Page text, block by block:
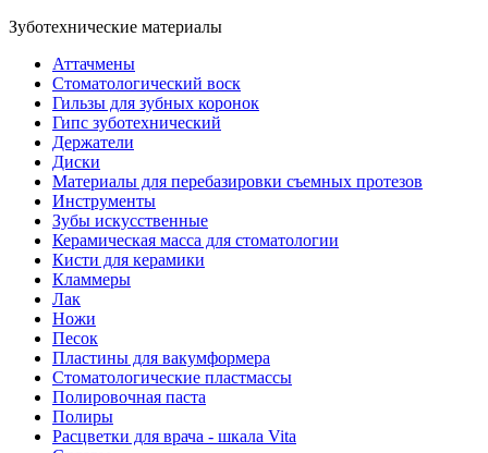
Зуботехнические материалы
Аттачмены
Стоматологический воск
Гильзы для зубных коронок
Гипс зуботехнический
Держатели
Диски
Материалы для перебазировки съемных протезов
Инструменты
Зубы искусственные
Керамическая масса для стоматологии
Кисти для керамики
Кламмеры
Лак
Ножи
Песок
Пластины для вакумформера
Стоматологические пластмассы
Полировочная паста
Полиры
Расцветки для врача - шкала Vita